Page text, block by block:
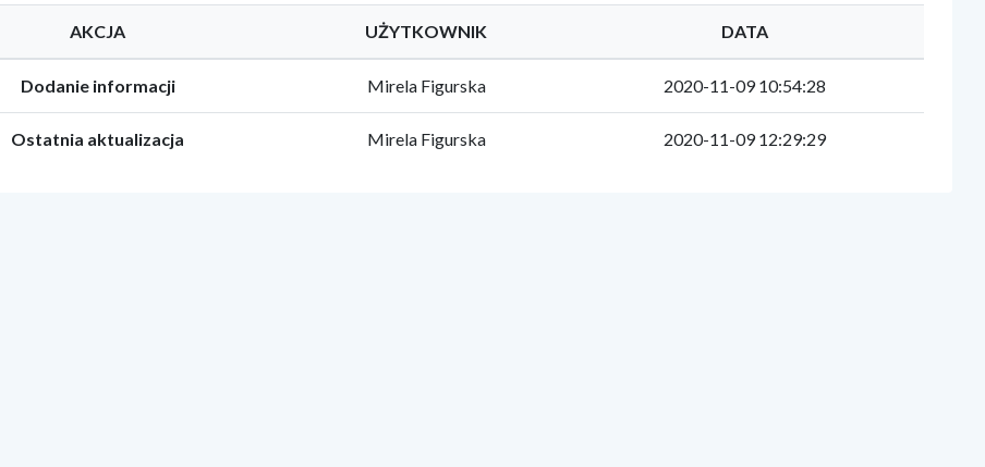
AKCJA UŻYTKOWNIK DATA
Dodanie informacji Mirela Figurska 2020-11-09 10:54:28
Ostatnia aktualizacja Mirela Figurska 2020-11-09 12:29:29